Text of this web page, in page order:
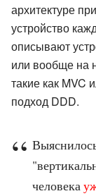
архитектуре
устройство
описывают
или вообще на
такие как MVC
подход DDD.
человека